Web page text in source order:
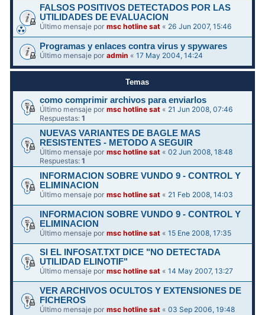
FALSOS POSITIVOS DETECTADOS POR LAS
UTILIDADES DE EVALUACION
Último mensaje pormsc hotline sat « 26 Jun 2007, 15:46
Programas y enlaces contra virus y spywares
Último mensaje poradmin «17 May 2004, 14:24
Temas
como comprimir archivos para enviarlos
Último mensaje pormsc hotline sat « 21 Jun 2008, 07:46
Respuestas:1
NUEVAS VARIANTES DE BAGLE MAS
RESISTENTES - METODO A SEGUIR
Último mensaje pormsc hotline sat «02 Jun 2008, 18:48
Respuestas:1
INFORMACION SOBRE VUNDO 9 - CONTROL Y
ELIMINACION
Último mensaje pormsc hotline sat « 21 Feb 2008, 14:03
INFORMACION SOBRE VUNDO 9 - CONTROL Y
ELIMINACION
Último mensaje pormsc hotline sat «15 Ene 2008, 17:35
SI EL INFOSAT.TXT DICE "NO DETECTADA
UTILIDAD ELINOTIF"
Último mensaje pormsc hotline sat «14 May 2007, 13:27
VER ARCHIVOS OCULTOS Y EXTENSIONES DE
FICHEROS
Último mensaje pormsc hotline sat «03 Sep 2006, 19:48